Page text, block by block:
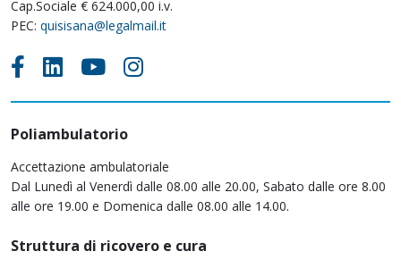
Cap.Sociale € 624.000,00 i.v.
PEC: quisisana@legalmail.it
Poliambulatorio
Accettazione ambulatoriale
Dal Lunedì al Venerdì dalle 08.00 alle 20.00, Sabato dalle ore 8.00
alle ore 19.00 e Domenica dalle 08.00 alle 14.00.
Struttura di ricovero e cura